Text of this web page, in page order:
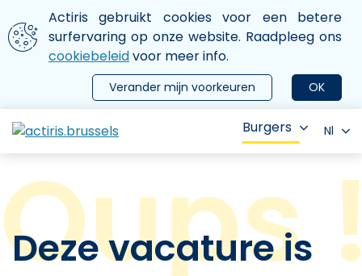
Aller au contenu principal
We gebruiken cookies
Actiris gebruikt cookies voor een betere
surfervaring op onze website. Raadpleeg ons
cookiebeleidvoor meer info.
OK
Verander mijn voorkeuren
le menu
Burgers Nl
Deze vacature is